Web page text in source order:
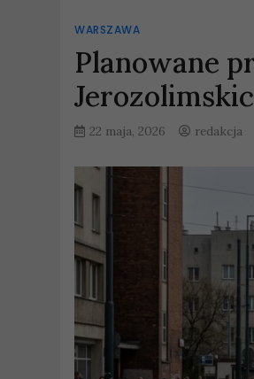
WARSZAWA
Planowane
22 maja, 2026 redakcja